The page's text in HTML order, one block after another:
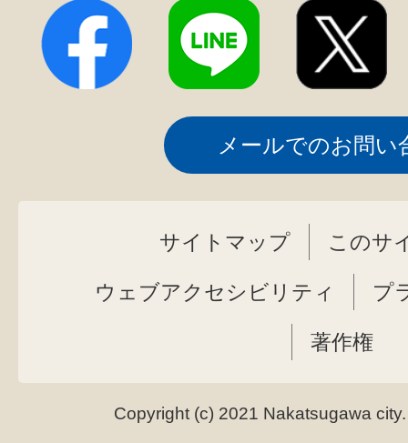
メールでのお問い
サイトマップ このサ
ウェブアクセシビリティ プ
著作権
Copyright (c) 2021 Nakatsugawa